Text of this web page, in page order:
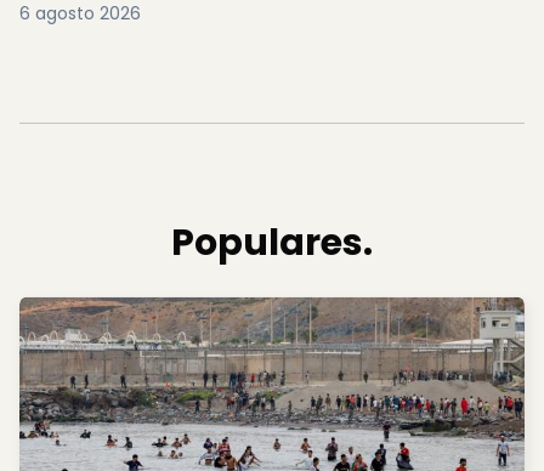
6 agosto 2026
Populares.